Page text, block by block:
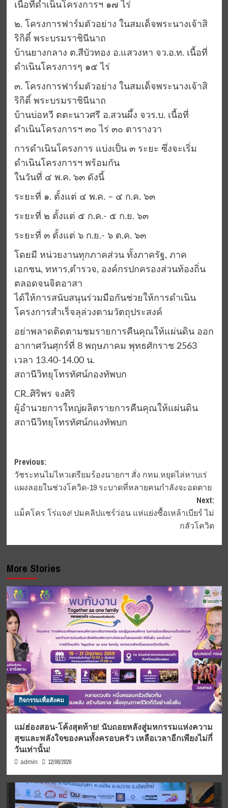
เนื้อที่ดำเนินโครงการฯ ๑๗ ไร่
๒. โครงการฟาร์มตัวอย่าง ในสมเด็จพระนางเจ้าสิ
ริกิติ์ พระบรมราชินีนาถ
บ้านยางกลาง ต.สีบัวทอง อ.แสวงหา จว.อ.ท. เนื้อที่
ดำเนินโครงการๆ ๑๕ ไร่
๓. โครงการฟาร์มตัวอย่าง ในสมเด็จพระนางเจ้าสิ
ริกิติ์ พระบรมราชินีนาถ
บ้านบ่อหวี ตตะนาวศรี อ.สวนผึ้ง จวร.บ. เนื้อที่
ดำเนินโครงการฯ ๓๐ ไร่ ๓๐ ตารางวา
การดำเนินโครงการ แบ่งเป็น ๓ ระยะ ซึ่งจะเริ่ม
ดำเนินโครงการฯ พร้อมกัน
ในวันที่ ๔ พ.ค. ๖๓ ดังนี้
ระยะที่ ๑. ตั้งแต่ ๔ พ.ค. – ๔ ก.ค. ๖๓
ระยะที่ ๒ ตั้งแต่ ๕ ก.ค.- ๕ ก.ย. ๖๓
ระยะที่ ๓ ตั้งแต่ ๖ ก.ย.- ๖ ต.ค. ๖๓
โดยมี หน่วยงานทุกภาคส่วน ทั้งภาครัฐ, ภาค
เอกชน, ทหาร,ตำรวจ, องค์กรปกครองส่วนท้องถิ่น
ตลอดจนจิตอาสา
ได้ให้การสนับสนุนร่วมมือกันช่วยให้การดำเนิน
โครงการสำเร็จลุล่วงตามวัตถุประสงค์
อย่าพลาดติดตามชมรายการคืนคุณให้แผ่นดิน ออก
อากาศวันศุกร์ที่ 8 พฤษภาคม พุทธศักราช 2563
เวลา 13.40-14.00 น.
สถานีวิทยุโทรทัศน์กองทัพบก
CR..ศิริพร จงศิริ
ผู้อำนวยการใหญ่ผลิตรายการคืนคุณให้แผ่นดิน
สถานีวิทยุโทรทัศน์กแงทัพบก
Post
navigation
Previous:
วัชระทนไม่ไหวเตรียมร้องนายกฯ สั่ง กทม.หยุดไล่หาบเร่
แผงลอยในช่วงโควิด-19 ระบาดที่หลายคนกำลังจะอดตาย
Next:
แม็คโคร โร่แจง! ปมคลิปแชร์ว่อน แห่แย่งซื้อเหล้าเบียร์ ไม่
กลัวโควิด
More Stories
กิจกรรมเพื่อสังคม
แม่ฮ่องสอน-โค้งสุดท้าย! นับถอยหลังสู่มหกรรมแห่งความ
สุขและพลังใจของคนทั้งครอบครัว เหลือเวลาอีกเพียงไม่กี่
วันเท่านั้น!
admin 12/06/2026